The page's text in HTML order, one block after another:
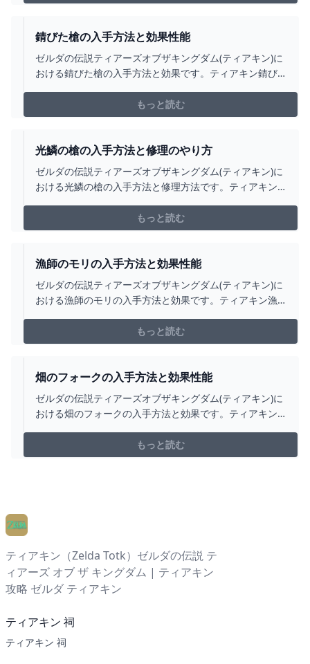
錆びた槍の入手方法と効果性能
ゼルダの伝説ティアーズオブザキングダム(ティアキン)に
おける錆びた槍の入手方法と効果です。ティアキン錆び
いても掲載しています。もっと読む
光鱗の槍の入手方法と修理のやり方
ゼルダの伝説ティアーズオブザキングダム(ティアキン)に
おける光鱗の槍の入手方法と修理方法です。ティアキン
耐久・武器効果について掲載しています。
もっと読む
漁師のモリの入手方法と効果性能
ゼルダの伝説ティアーズオブザキングダム(ティアキン)に
おける漁師のモリの入手方法と効果です。ティアキン漁
力についても掲載しています。
もっと読む
畑のフォークの入手方法と効果性能
ゼルダの伝説ティアーズオブザキングダム(ティアキン)に
おける畑のフォークの入手方法と効果です。ティアキン
や攻撃力についても掲載しています。
もっと読む
ティアキン（Zelda Totk）ゼルダの伝説 テ
ィアーズ オブ ザ キングダム | ティアキン
攻略 ゼルダ ティアキン
ティアキン 祠
ティアキン 祠